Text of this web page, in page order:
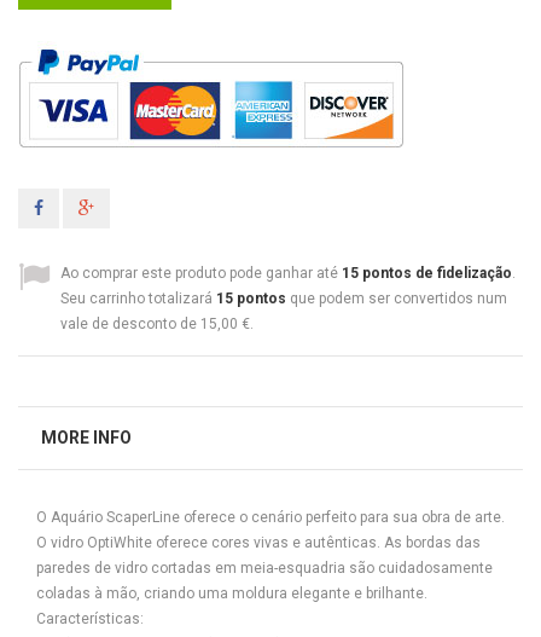
Ao comprar este produto pode ganhar até 15 pontos de fidelização
Seu carrinho totalizará 15 pontos que podem ser convertidos num
vale de desconto de 15,00 €
MORE INFO
O Aquário ScaperLine oferece o cenário perfeito para sua obra de arte.
O vidro OptiWhite oferece cores vivas e autênticas. As bordas das
paredes de vidro cortadas em meia-esquadria são cuidadosamente
coladas à mão, criando uma moldura elegante e brilhante.
Características: